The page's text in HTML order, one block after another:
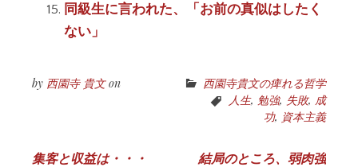
同級生に言われた、「お前の真似はしたく
ない」
by 西園寺 貴文on
西園寺貴文の痺れる哲学
人生, 勉強, 失敗, 成
功, 資本主義
投
集客と収益は・・・
結局のところ、弱肉強